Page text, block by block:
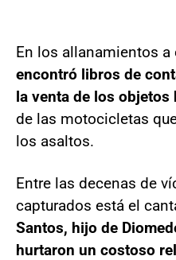
En los allanamientos a
encontró libros de
la venta de los objetos
de las motocicletas
los asaltos.
Entre las decenas de
capturados está el
Santos, hijo de
hurtaron un costoso